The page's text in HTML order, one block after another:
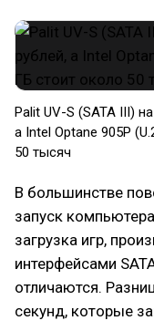
Palit UV-S (SATA III)
а Intel Optane 905P
50 тысяч
В большинстве
запуск
загрузка игр,
интерфейсами
отличаются.
секунд, которые